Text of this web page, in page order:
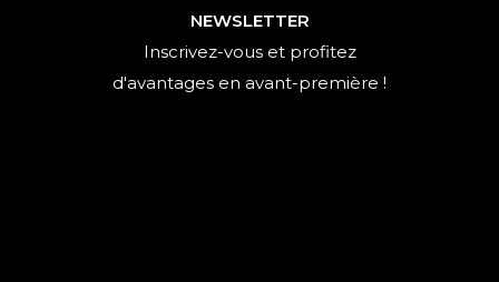
NEWSLETTER
Inscrivez-vous et profitez
d'avantages en avant-première !